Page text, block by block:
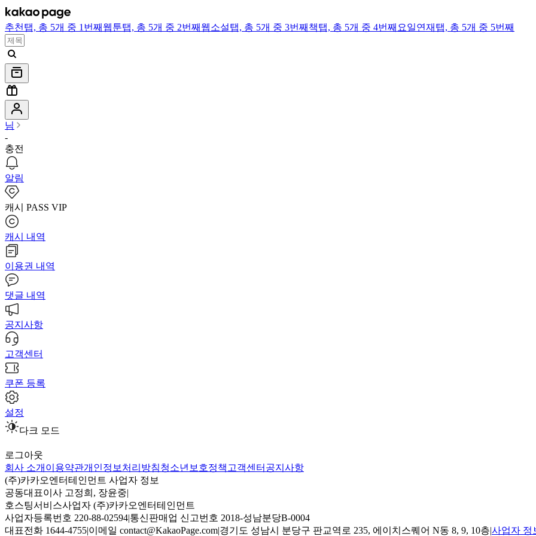
추천 탭, 총 5개 중 1번째 웹툰탭, 총 5개 중 2번째 웹소설탭, 총 5개 중 3번째 책탭, 총 5개 중 4번째 요일연재 탭, 총 5개 중 5번째
님
-
충전
알림
캐시 PASS VIP
캐시 내역
이용권 내역
댓글 내역
공지사항
고객센터
쿠폰 등록
설정
다크 모드
로그아웃
회사 소개 이용약관개인정보처리방침청소년보호정책 고객센터 공지사항
(주)카카오엔터테인먼트 사업자 정보
공동대표이사 고정희, 장윤중|
호스팅서비스사업자 (주)카카오엔터테인먼트
사업자등록번호 220-88-02594|통신판매업 신고번호 2018-성남분당B-0004
대표전화 1644-4755|이메일 contact@KakaoPage.com|경기도 성남시 분당구 판교역로 235, 에이치스퀘어 N동 8, 9, 10층|사업자 정